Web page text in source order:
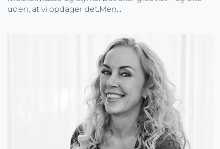
uden, at vi opdager det.Men...